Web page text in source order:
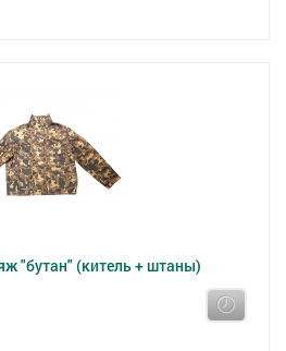
"бутан" (китель + штаны)